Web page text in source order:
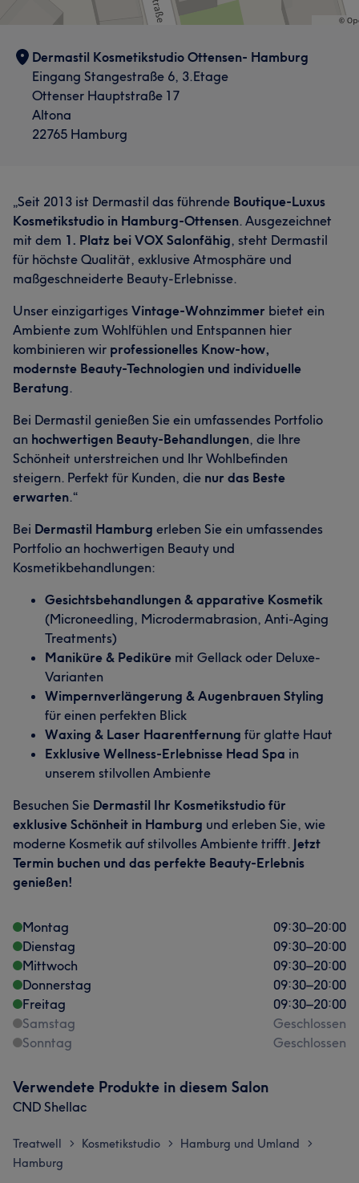
„Salonfähig – Wer macht schöner?“ mit dem 1. Platz
ausgezeichnet. Diese Auszeichnung bestätigt unser
Bestreben, höchste Standards in der Kosmetik mit
persönlichem Service zu vereinen. Unsere Mission ist es,
Schönheit, Qualität und Vertrauen zu verbinden. Bei
Dermastil Kosmetik stehen individuelle Beratung,
Kompetenz und Herzlichkeit im Mittelpunkt. Seit über
einem Jahrzehnt begleiten wir unsere Kundinnen und
Dermastil – wo moderne Kosmetik auf persönliche
Betreuung trifft.
Services
Massage Haarentfernung
Portfolio
Dermastil Kosmetikstudio Ottensen- Hamburg
Eingang Stangestraße 6, 3.Etage
Ottenser Hauptstraße 17
Altona
22765 Hamburg
„Seit 2013 ist Dermastil das führende Boutique-Luxus
Kosmetikstudio in Hamburg-Ottensen. Ausgezeichnet
mit dem 1. Platz bei VOX Salonfähig, steht Dermastil
für höchste Qualität, exklusive Atmosphäre und
maßgeschneiderte Beauty-Erlebnisse.
Unser einzigartiges Vintage-Wohnzimmer bietet ein
Ambiente zum Wohlfühlen und Entspannen hier
kombinieren wir professionelles Know-how,
modernste Beauty-Technologien und individuelle
Beratung.
Bei Dermastil genießen Sie ein umfassendes Portfolio
an hochwertigen Beauty-Behandlungen, die Ihre
Schönheit unterstreichen und Ihr Wohlbefinden
steigern. Perfekt für Kunden, die nur das Beste
erwarten.“
Bei Dermastil Hamburg erleben Sie ein umfassendes
Portfolio an hochwertigen Beauty und
Kosmetikbehandlungen:
Gesichtsbehandlungen & apparative Kosmetik
(Microneedling, Microdermabrasion, Anti-Aging
Treatments)
Maniküre & Pediküre mit Gellack oder Deluxe-
Varianten
Wimpernverlängerung & Augenbrauen Styling
für einen perfekten Blick
Waxing & Laser Haarentfernung für glatte Haut
Exklusive Wellness-Erlebnisse Head Spa in
unserem stilvollen Ambiente
Besuchen Sie Dermastil Ihr Kosmetikstudio für
exklusive Schönheit in Hamburg und erleben Sie, wie
moderne Kosmetik auf stilvolles Ambiente trifft. Jetzt
Termin buchen und das perfekte Beauty-Erlebnis
genießen!
Montag 09:30–20:00
Dienstag
09:30–20:00
Mittwoch
09:30–20:00
Donnerstag
09:30–20:00
Freitag
09:30–20:00
Samstag
Geschlossen
Sonntag
Geschlossen
Verwendete Produkte in diesem Salon
CND Shellac
Treatwell > Kosmetikstudio > Hamburg und Umland >
Hamburg